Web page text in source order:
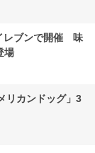
レブンで開催 味
場
リカンドッグ」3